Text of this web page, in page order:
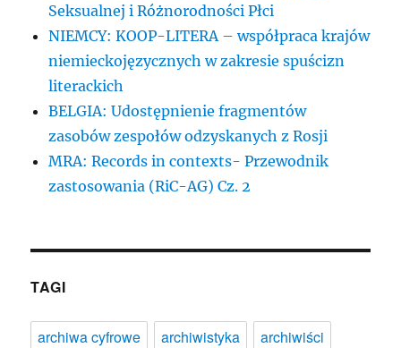
Seksualnej i Różnorodności Płci
NIEMCY: KOOP-LITERA – współpraca krajów
niemieckojęzycznych w zakresie spuścizn
literackich
BELGIA: Udostępnienie fragmentów
zasobów zespołów odzyskanych z Rosji
MRA: Records in contexts- Przewodnik
zastosowania (RiC-AG) Cz. 2
TAGI
archiwa cyfrowe archiwistyka
archiwiści